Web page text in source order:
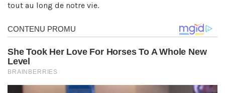
tout au long de notre vie.